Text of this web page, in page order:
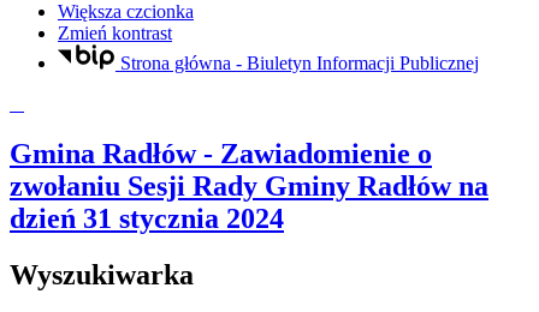
Większa czcionka
Zmień kontrast
Strona główna - Biuletyn Informacji Publicznej
Gmina Radłów- Zawiadomienie o
zwołaniu Sesji Rady Gminy Radłów na
dzień 31 stycznia 2024
Wyszukiwarka